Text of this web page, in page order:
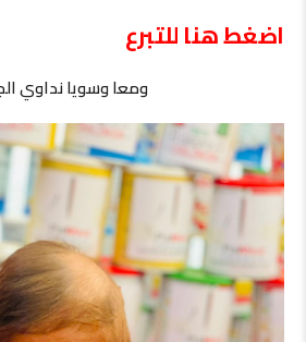
اضغط هنا للتبرع
ومعا وسويا نداوي